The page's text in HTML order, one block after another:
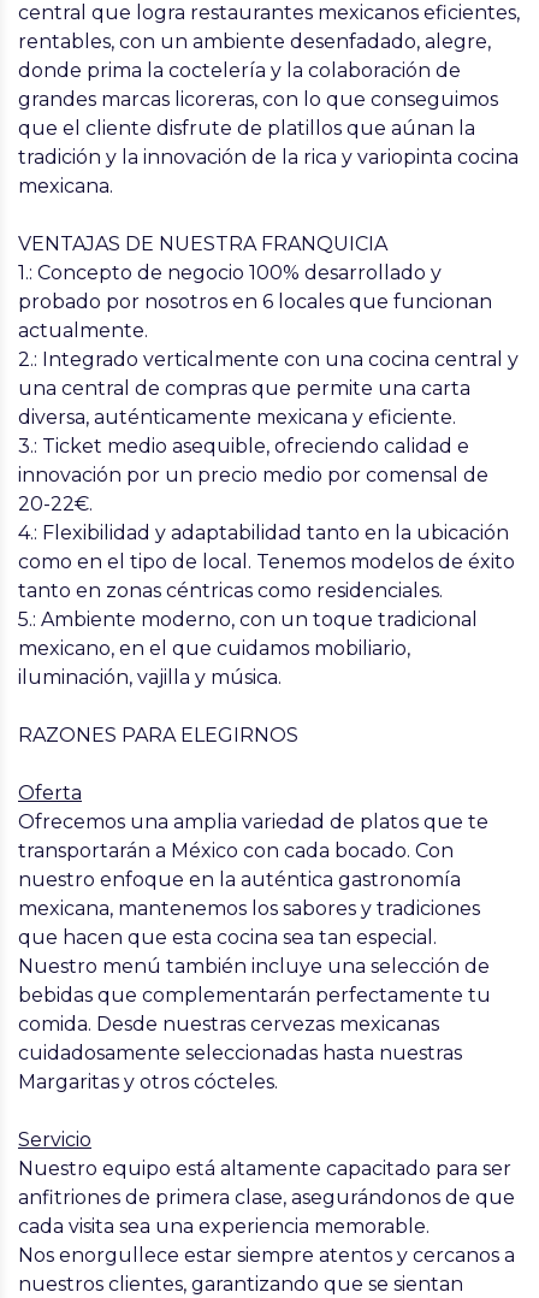
central que logra restaurantes mexicanos eficientes,
rentables, con un ambiente desenfadado, alegre,
donde prima la coctelería y la colaboración de
grandes marcas licoreras, con lo que conseguimos
que el cliente disfrute de platillos que aúnan la
tradición y la innovación de la rica y variopinta cocina
mexicana.
VENTAJAS DE NUESTRA FRANQUICIA
1.: Concepto de negocio 100% desarrollado y
probado por nosotros en 6 locales que funcionan
actualmente.
2.: Integrado verticalmente con una cocina central y
una central de compras que permite una carta
diversa, auténticamente mexicana y eficiente.
3.: Ticket medio asequible, ofreciendo calidad e
innovación por un precio medio por comensal de
20-22€.
4.: Flexibilidad y adaptabilidad tanto en la ubicación
como en el tipo de local. Tenemos modelos de éxito
tanto en zonas céntricas como residenciales.
5.: Ambiente moderno, con un toque tradicional
mexicano, en el que cuidamos mobiliario,
iluminación, vajilla y música.
RAZONES PARA ELEGIRNOS
Oferta
Ofrecemos una amplia variedad de platos que te
transportarán a México con cada bocado. Con
nuestro enfoque en la auténtica gastronomía
mexicana, mantenemos los sabores y tradiciones
que hacen que esta cocina sea tan especial.
Nuestro menú también incluye una selección de
bebidas que complementarán perfectamente tu
comida. Desde nuestras cervezas mexicanas
cuidadosamente seleccionadas hasta nuestras
Margaritas y otros cócteles.
Servicio
Nuestro equipo está altamente capacitado para ser
anfitriones de primera clase, asegurándonos de que
cada visita sea una experiencia memorable.
Nos enorgullece estar siempre atentos y cercanos a
nuestros clientes, garantizando que se sientan